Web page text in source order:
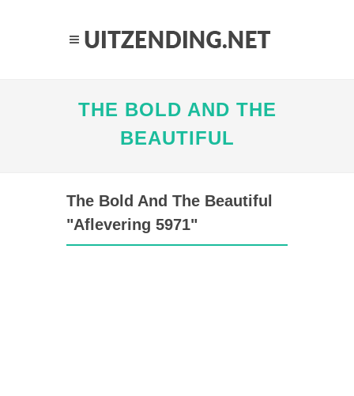
THE BOLD AND THE
BEAUTIFUL
The Bold And The Beautiful
"Aflevering 5971"